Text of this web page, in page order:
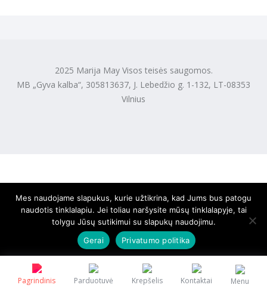
Pagrindinis Parduotuvė Krepšelis Kontaktai Menu
2025 Marija May Visos teisės saugomos.
MB „Gyva kalba“, 305813637, J. Lebedžio g. 1-132, LT-08353
Vilnius
Mes naudojame slapukus, kurie užtikrina, kad Jums bus patogu
naudotis tinklalapiu. Jei toliau naršysite mūsų tinklalapyje, tai
tolygu Jūsų sutikimui su slapukų naudojimu.
Gerai
Privatumo politika